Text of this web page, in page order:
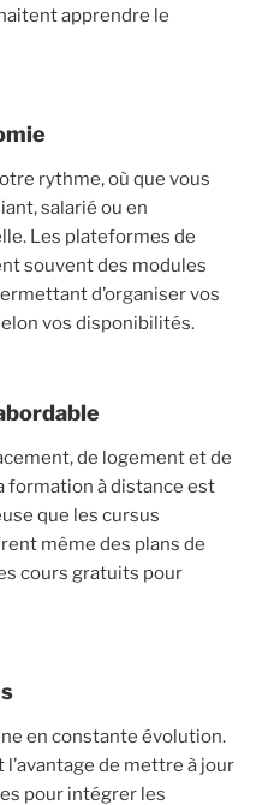
apprendre le
rythme, où que vous
salarié ou en
Les plateformes de
souvent des modules
d’organiser vos
vos disponibilités.
de logement et de
formation à distance est
que les cursus
même des plans de
cours gratuits pour
en constante évolution.
de mettre à jour
pour intégrer les